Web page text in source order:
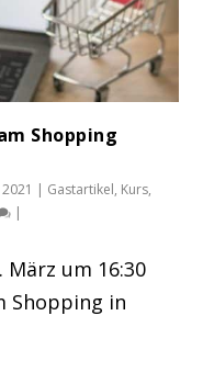
Shopping
| Gastartikel, Kurs,
|
März um 16:30
Shopping in